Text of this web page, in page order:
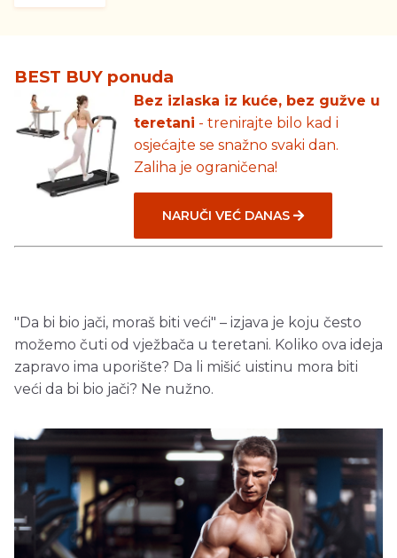
BEST BUY ponuda
Bez izlaska iz kuće, bez gužve u
teretani - trenirajte bilo kad i
osjećajte se snažno svaki dan.
Zaliha je ograničena!
NARUČI VEĆ DANAS
"Da bi bio jači, moraš biti veći" – izjava je koju često
možemo čuti od vježbača u teretani. Koliko ova ideja
zapravo ima uporište? Da li mišić uistinu mora biti
veći da bi bio jači? Ne nužno.